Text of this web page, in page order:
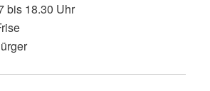
bis 18.30 Uhr